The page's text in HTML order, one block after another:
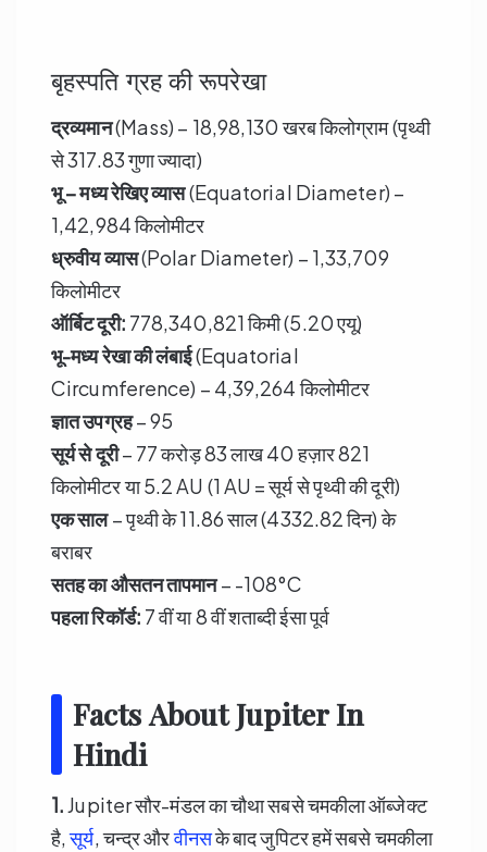
बृहस्पति ग्रह की रूपरेखा
द्रव्यमान(Mass) – 18,98,130 खरब किलोग्राम (पृथ्वी
से 317.83 गुणा ज्यादा)
भू – मध्य रेखिए व्यास(Equatorial Diameter) –
1,42,984 किलोमीटर
ध्रुवीय व्यास(Polar Diameter) – 1,33,709
किलोमीटर
ऑर्बिट दूरी: 778,340,821 किमी (5.20 एयू)
भू-मध्य रेखा की लंबाई(Equatorial
Circumference) – 4,39,264 किलोमीटर
ज्ञात उपग्रह– 95
सूर्य से दूरी– 77 करोड़ 83 लाख 40 हज़ार 821
किलोमीटर या 5.2 AU (1 AU = सूर्य से पृथ्वी की दूरी)
एक साल– पृथ्वी के 11.86 साल (4332.82 दिन) के
बराबर
सतह का औसतन तापमान– -108°C
पहला रिकॉर्ड: 7 वीं या 8 वीं शताब्दी ईसा पूर्व
Facts About Jupiter In
Hindi
1.Jupiter सौर-मंडल का चौथा सबसे चमकीला ऑब्जेक्ट
है,सूर्य, चन्द्र औरवीनसके बाद जुपिटर हमें सबसे चमकीला